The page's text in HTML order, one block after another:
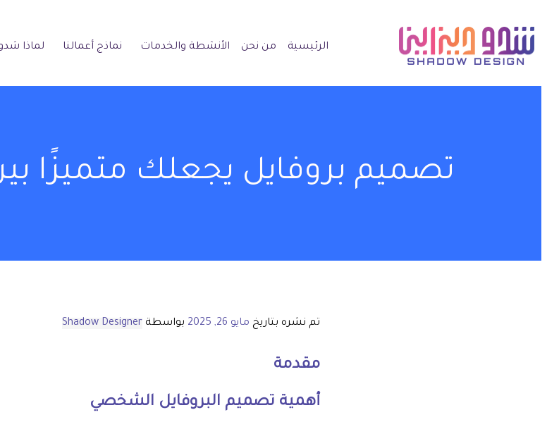
الرئيسية من نحن الأنشطة والخدمات نماذج أعمالنا لماذا
تصميم بروفايل يجعلك متميزًا
تم نشره بتاريخ مايو 26, 2025 بواسطة Shadow Designer
مقدمة
أهمية تصميم البروفايل الشخصي